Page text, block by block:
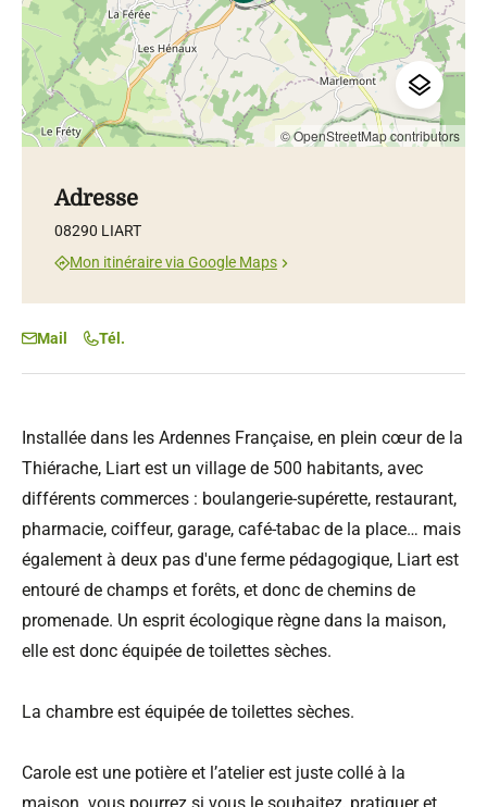
Installée dans les Ardennes Française, en plein cœur de la
Thiérache, Liart est un village de 500 habitants, avec
différents commerces : boulangerie-supérette, restaurant,
pharmacie, coiffeur, garage, café-tabac de la place… mais
également à deux pas d'une ferme pédagogique, Liart est
entouré de champs et forêts, et donc de chemins de
promenade. Un esprit écologique règne dans la maison,
elle est donc équipée de toilettes sèches.
La chambre est équipée de toilettes sèches.
Carole est une potière et l’atelier est juste collé à la
© OpenStreetMap contributors
Adresse
08290 LIART
Mon itinéraire via Google Maps
Mail Tél.